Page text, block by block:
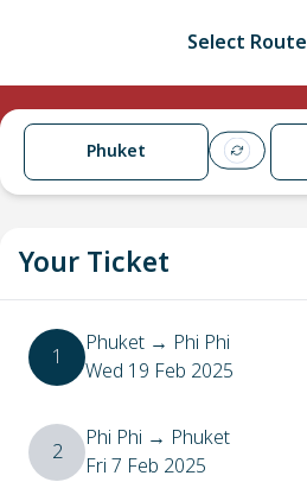
Select Route
Phuket
Your Ticket
1 Phuket → Phi Phi
Wed 19 Feb 2025
2 Phi Phi → Phuket
Fri 7 Feb 2025